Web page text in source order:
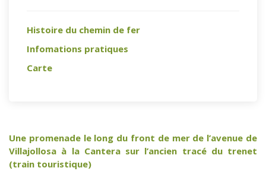
Histoire du chemin de fer
Infomations pratiques
Carte
Une promenade le long du front de mer de l’avenue de
Villajollosa à la Cantera sur l’ancien tracé du trenet
(train touristique)